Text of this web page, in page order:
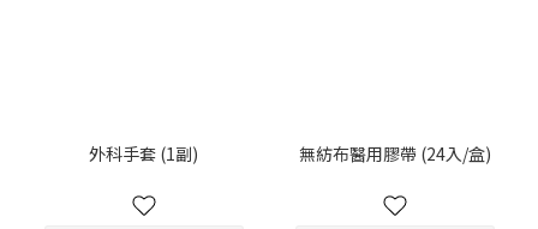
外科手套 (1副) 無紡布醫用膠帶 (24入/盒)